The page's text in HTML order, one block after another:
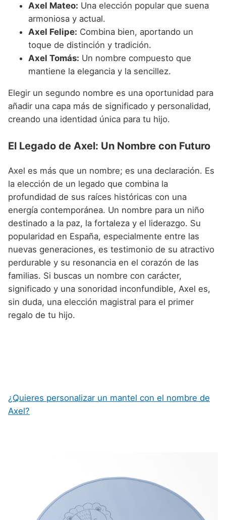
Axel Mateo: Una elección popular que suena
armoniosa y actual.
Axel Felipe: Combina bien, aportando un
toque de distinción y tradición.
Axel Tomás: Un nombre compuesto que
mantiene la elegancia y la sencillez.
Elegir un segundo nombre es una oportunidad para
añadir una capa más de significado y personalidad,
creando una identidad única para tu hijo.
El Legado de Axel: Un Nombre con Futuro
Axel es más que un nombre; es una declaración. Es
la elección de un legado que combina la
profundidad de sus raíces históricas con una
energía contemporánea. Un nombre para un niño
destinado a la paz, la fortaleza y el liderazgo. Su
popularidad en España, especialmente entre las
nuevas generaciones, es testimonio de su atractivo
perdurable y su resonancia en el corazón de las
familias. Si buscas un nombre con carácter,
significado y una sonoridad inconfundible, Axel es,
sin duda, una elección magistral para el primer
regalo de tu hijo.
¿Quieres personalizar un mantel con el nombre de
Axel?